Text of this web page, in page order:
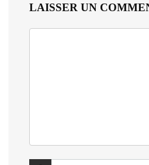
LAISSER UN